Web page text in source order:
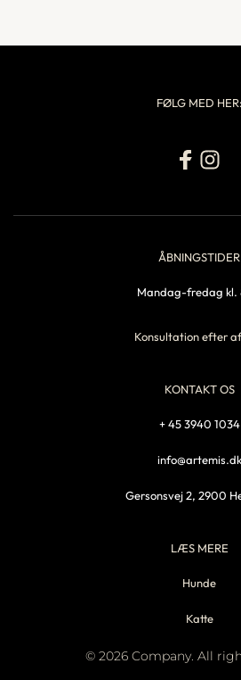
FØLG MED HER:
LÆS MERE
Hunde
Katte
KONTAKT OS
+ 45 3940 1034
info@artemis.dk
Gersonsvej 2, 2900
ÅBNINGSTIDER
Mandag-fredag kl.
Konsultation efter
© 2026 Company. All